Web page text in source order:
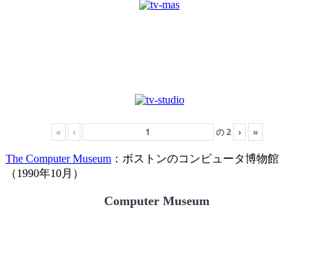
« ‹ の2 › »
The Computer Museum ：ボストンのコンピュータ博物館
（1990年10月）
Computer Museum